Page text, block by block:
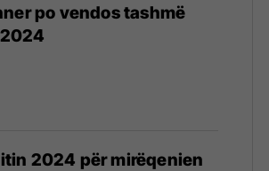
po vendos tashmë
2024 për mirëqenien